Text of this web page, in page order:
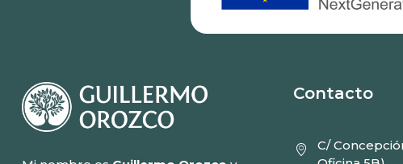
Contacto
C/